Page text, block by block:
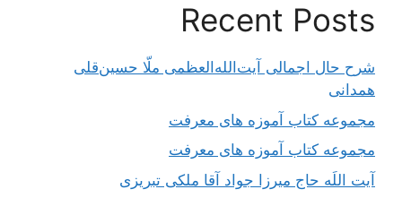
Recent Posts
شرح حال اجمالی آیت‌الله‌العظمی ملّا حسین‌قلی
همدانی
مجموعه کتاب آموزه های معرفت
مجموعه کتاب آموزه های معرفت
آیت اللَه حاج میرزا جواد آقا ملکی تبریزی